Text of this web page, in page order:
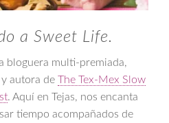
a Sweet Life.
bloguera multi-premiada,
autora de The Tex-Mex Slow
. Aquí en Tejas, nos encanta
tiempo acompañados de